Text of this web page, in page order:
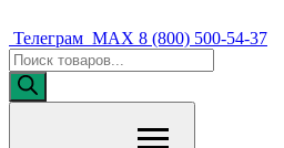
Телеграм MAX 8 (800) 500-54-37
Поиск
товаров